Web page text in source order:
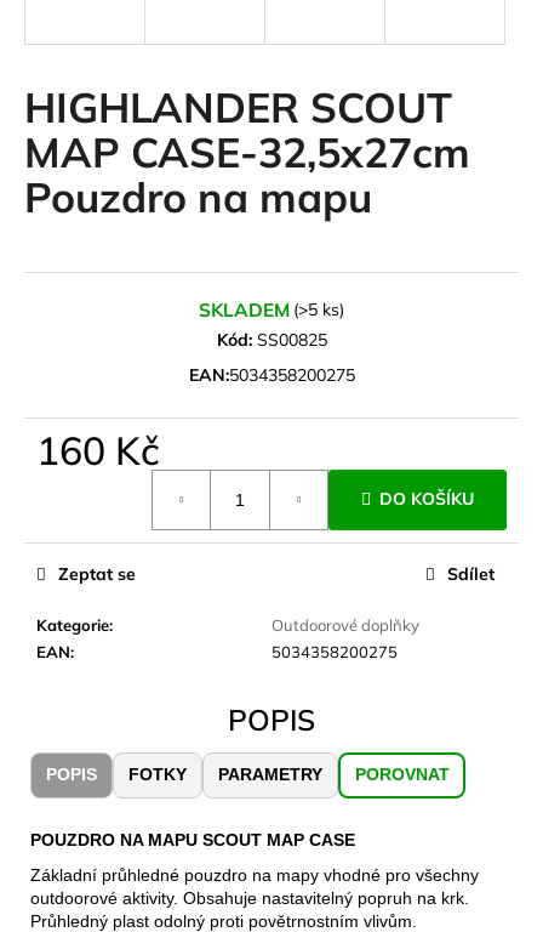
HIGHLANDER SCOUT
MAP CASE-32,5x27cm
Pouzdro na mapu
SKLADEM (>5 ks)
Kód: SS00825
EAN:5034358200275
160 Kč
DO KOŠÍKU
Kategorie:
Outdoorové doplňky
EAN: 5034358200275
Zeptat se Sdílet
POPIS
POPIS FOTKY PARAMETRY POROVNAT
POUZDRO NA MAPU SCOUT MAP CASE
Základní průhledné pouzdro na mapy vhodné pro všechny
outdoorové aktivity. Obsahuje nastavitelný popruh na krk.
Průhledný plast odolný proti povětrnostním vlivům.
í
t
?
o
č
u
m
CARNOSPORT
GEL
100
899
Kč